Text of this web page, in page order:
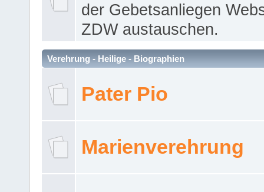
der Gebetsanliegen
ZDW austauschen.
Verehrung - Heilige - Biographien
Pater Pio
Marienverehrung